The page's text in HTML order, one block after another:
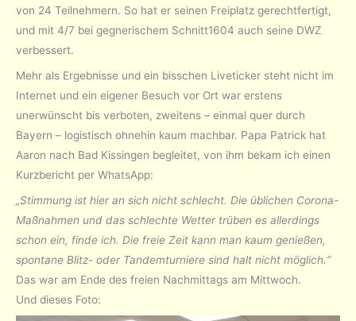
von 24 Teilnehmern. So hat er seinen Freiplatz gerechtfertigt,
und mit 4/7 bei gegnerischem Schnitt1604 auch seine DWZ
verbessert.
Mehr als Ergebnisse und ein bisschen Liveticker steht nicht im
Internet und ein eigener Besuch vor Ort war erstens
unerwünscht bis verboten, zweitens – einmal quer durch
Bayern – logistisch ohnehin kaum machbar. Papa Patrick hat
Aaron nach Bad Kissingen begleitet, von ihm bekam ich einen
Kurzbericht per WhatsApp:
„Stimmung ist hier an sich nicht schlecht. Die üblichen Corona-
Maßnahmen und das schlechte Wetter trüben es allerdings
schon ein, finde ich. Die freie Zeit kann man kaum genießen,
spontane Blitz- oder Tandemturniere sind halt nicht möglich.“
Das war am Ende des freien Nachmittags am Mittwoch.
Und dieses Foto: